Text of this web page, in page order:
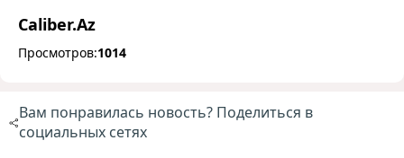
Caliber.Az
Просмотров:1014
Вам понравилась новость? Поделиться в
социальных сетях